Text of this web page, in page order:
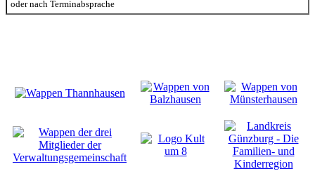
oder nach Terminabsprache